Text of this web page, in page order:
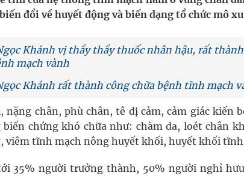
học bắt đầu từ trải nghiệm thực tế
hiện đại
quản lý chất lượng thuốc
đổi về huyết động và biến dạng tổ chức mô
Khánh vị thầy thầy thuốc nhân hậu, rất
mạch vành
Khánh rất thành công chữa bệnh tĩnh mạch
nặng chân, phù chân, tê dị cảm, cảm giác kiến
chứng khó chữa như: chàm da, loét chân
viêm tĩnh mạch nông huyết khối, huyết khối
35% người trưởng thành, 50% người nghỉ